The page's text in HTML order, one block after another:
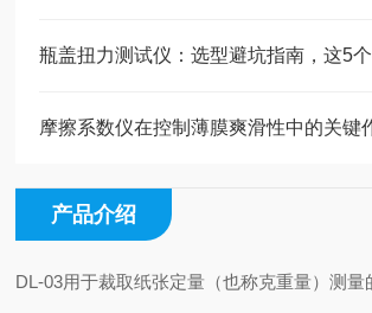
摩擦系数仪在控制薄膜爽滑性中的关键
产品介绍
DL-03用于裁取纸张定量（也称克重量）测量